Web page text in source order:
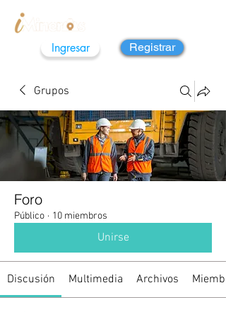
Ingresar Registrar
Grupos
Foro
Público · 10 miembros
Unirse
Discusión Multimedia Archivos